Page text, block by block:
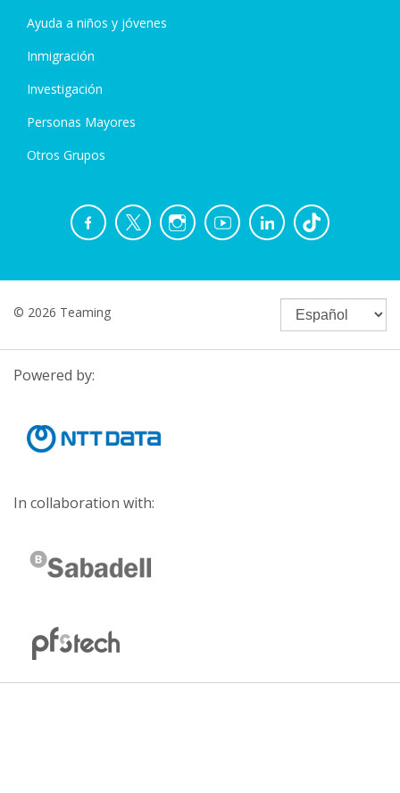
Ayuda a niños y jóvenes
Inmigración
Investigación
Personas Mayores
Otros Grupos
© 2026 Teaming
Powered by:
In collaboration with: